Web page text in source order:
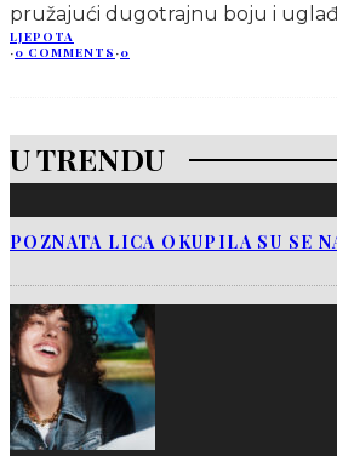
pružajući dugotrajnu boju i
LJEPOTA
·0 COMMENTS ·0
U TRENDU
POZNATA LICA OKUPILA SU SE